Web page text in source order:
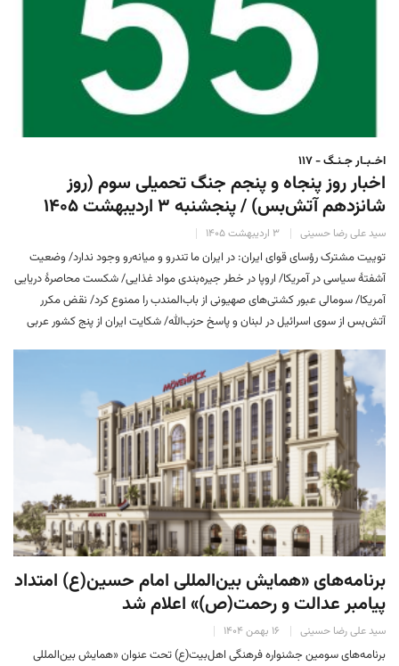
اخـبـار جـنـگ - ۱۱۷
اخبار روز پنجاه و پنجم جنگ تحمیلی سوم (روز
شانزدهم آتش‌بس) / پنجشنبه ۳ اردیبهشت ۱۴۰۵
سید علی رضا حسینی ۳ اردیبهشت ۱۴۰۵
توییت مشترک رؤسای قوای ایران: ‌در ایران ما تندرو و میانه‌رو وجود ندارد/ وضعیت
آشفتهٔ سیاسی در آمریکا/ اروپا در خطر جیره‌بندی مواد غذایی/ شکست محاصرهٔ دریایی
آمریکا/ سومالی عبور کشتی‌های صهیونی از باب‌المندب را ممنوع کرد/ نقض مکرر
آتش‌بس از سوی اسرائیل در لبنان و پاسخ حزب‌الله/ شکایت ایران از پنج کشور‌ عربی
برنامه‌های «همایش بین‌المللی امام حسین(ع) امتداد
پیامبر عدالت و رحمت(ص)» اعلام شد
سید علی رضا حسینی ۱۶ بهمن ۱۴۰۴
برنامه‌های سومین جشنواره فرهنگی اهل‌بیت(ع) تحت عنوان «همایش بین‌المللی